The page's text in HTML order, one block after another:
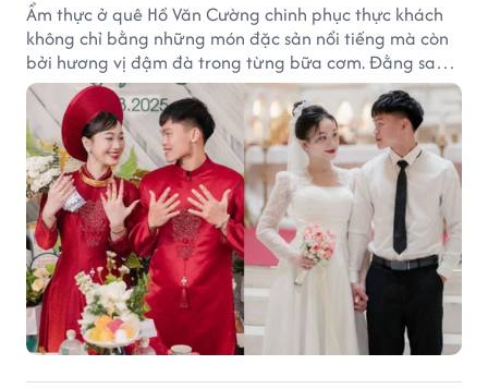
Ẩm thực ở quê Hồ Văn Cường chinh phục thực khách
không chỉ bằng những món đặc sản nổi tiếng mà còn
bởi hương vị đậm đà trong từng bữa cơm. Đằng sau
nét giản dị ấy là những bí quyết được người dân gìn
giữ qua nhiều thế hệ.